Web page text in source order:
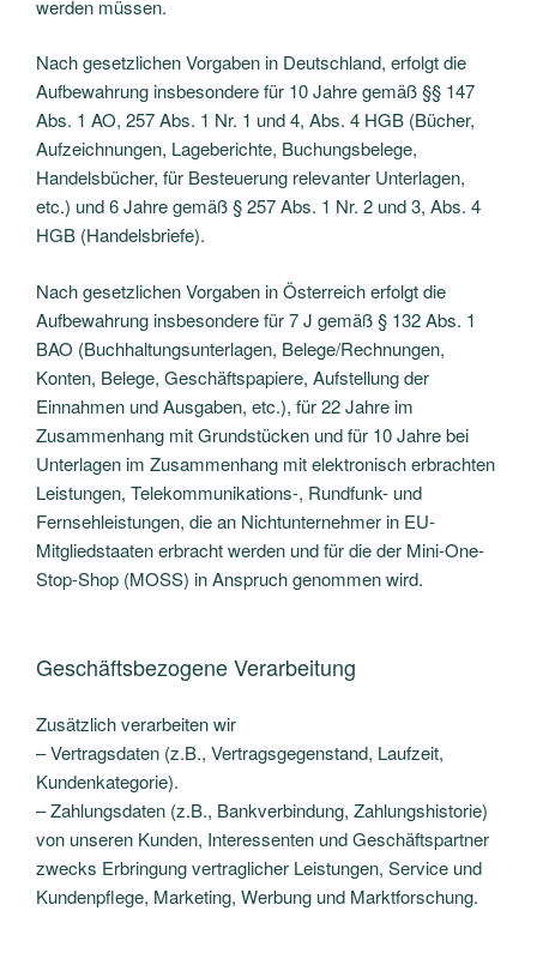
werden müssen.
Nach gesetzlichen Vorgaben in Deutschland, erfolgt die
Aufbewahrung insbesondere für 10 Jahre gemäß §§ 147
Abs. 1 AO, 257 Abs. 1 Nr. 1 und 4, Abs. 4 HGB (Bücher,
Aufzeichnungen, Lageberichte, Buchungsbelege,
Handelsbücher, für Besteuerung relevanter Unterlagen,
etc.) und 6 Jahre gemäß § 257 Abs. 1 Nr. 2 und 3, Abs. 4
HGB (Handelsbriefe).
Nach gesetzlichen Vorgaben in Österreich erfolgt die
Aufbewahrung insbesondere für 7 J gemäß § 132 Abs. 1
BAO (Buchhaltungsunterlagen, Belege/Rechnungen,
Konten, Belege, Geschäftspapiere, Aufstellung der
Einnahmen und Ausgaben, etc.), für 22 Jahre im
Zusammenhang mit Grundstücken und für 10 Jahre bei
Unterlagen im Zusammenhang mit elektronisch erbrachten
Leistungen, Telekommunikations-, Rundfunk- und
Fernsehleistungen, die an Nichtunternehmer in EU-
Mitgliedstaaten erbracht werden und für die der Mini-One-
Stop-Shop (MOSS) in Anspruch genommen wird.
Geschäftsbezogene Verarbeitung
Zusätzlich verarbeiten wir
– Vertragsdaten (z.B., Vertragsgegenstand, Laufzeit,
Kundenkategorie).
– Zahlungsdaten (z.B., Bankverbindung, Zahlungshistorie)
von unseren Kunden, Interessenten und Geschäftspartner
zwecks Erbringung vertraglicher Leistungen, Service und
Kundenpflege, Marketing, Werbung und Marktforschung.